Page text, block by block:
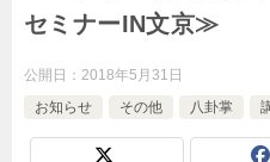
セミナーIN文京≫
公開日： 2018年5月31日
お知らせ
その他 八卦掌